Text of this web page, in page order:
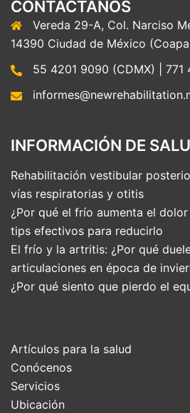
CONTÁCTANOS
Vereda 29-A, Col. Narciso
14390 Ciudad de México
55 4201 9090 (CDMX) | 771
INFORMACIÓN DE
Rehabilitación vestibular
vías respiratorias y otitis
¿Por qué el frío aumenta el
tips efectivos para reducirlo
El frío y la artritis: ¿Por qué
articulaciones en época de
¿Por qué siento que pierdo el
Artículos para la salud
Conócenos
Servicios
Ubicación